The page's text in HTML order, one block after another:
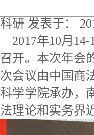
科研 发表于：
2017年10月14-
召开。本次年会
次会议由中国商
科学学院承办，
法理论和实务界